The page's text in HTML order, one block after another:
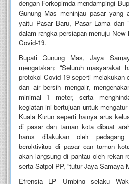
dengan Forkopimda mendampingi
Gunung Mas meninjau pasar yang
yaitu Pasar Baru, Pasar Lama dan
dalam rangka persiapan menuju New
Covid-19.
Bupati Gunung Mas, Jaya
mengatakan: “Seluruh masyarakat
protokol Covid-19 seperti melakukan
dan air bersih mengalir,
minimal 1 meter, serta
kegiatan ini bertujuan untuk
Kuala Kurun seperti halnya arus
di pasar dan taman kota dibuat
harus dilakukan oleh
beraktivitas di pasar dan taman
akan langsung di pantau oleh
serta Satpol PP, “tutur Jaya Samaya
Efrensia LP Umbing selaku